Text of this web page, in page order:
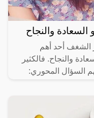
والنجاح
الشغف أحد أهم
والنجاح. فالكثير
السؤال المحوري: